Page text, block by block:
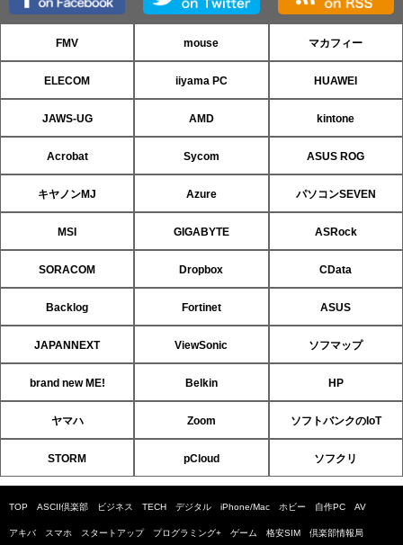
FMV mouse マカフィー
ELECOM iiyama PC HUAWEI
JAWS-UG AMD kintone
Acrobat Sycom ASUS ROG
キヤノンMJ Azure パソコンSEVEN
MSI GIGABYTE ASRock
SORACOM Dropbox CData
Backlog Fortinet ASUS
JAPANNEXT ViewSonic ソフマップ
brand new ME! Belkin HP
ヤマハ Zoom ソフトバンクのIoT
STORM pCloud ソフクリ
TOP ASCII倶楽部 ビジネス TECH デジタル iPhone/Mac ホビー 自作PC AV
アキバ スマホ スタートアップ プログラミング+ ゲーム 格安SIM 倶楽部情報局